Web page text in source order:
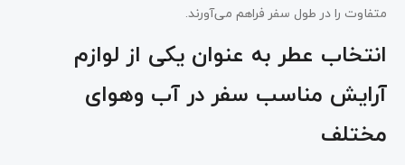
متفاوت را در طول سفر فراهم می‌آورند.
انتخاب عطر به عنوان یکی از لوازم
آرایش مناسب سفر در آب وهوای
مختلف